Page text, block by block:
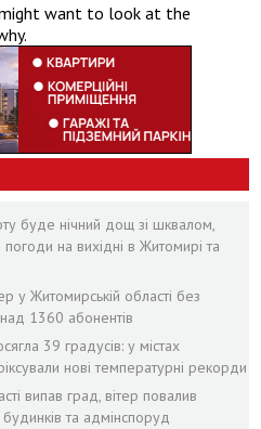
want to look at the
буде нічний дощ зі шквалом,
на вихідні в Житомирі та
у Житомирській області без
1360 абонентів
39 градусів: у містах
нові температурні рекорди
випав град, вітер повалив
та адмінспоруд